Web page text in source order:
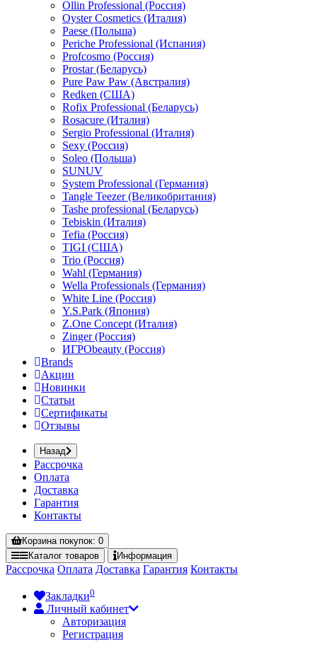
Ollin Professional (Россия)
Oyster Cosmetics (Италия)
Paese (Польша)
Periche Professional (Испания)
Profcosmo (Россия)
Prostar (Беларусь)
Pure Paw Paw (Австралия)
Redken (США)
Rofix Professional (Беларусь)
Rosacure (Италия)
Sergio Professional (Италия)
Sexy (Россия)
Soleo (Польша)
SUNUV
System Professional (Германия)
Tangle Teezer (Великобритания)
Tashe professional (Беларусь)
Tebiskin (Италия)
Tefia (Россия)
TIGI (США)
Trio (Россия)
Wahl (Германия)
Wella Professionals (Германия)
White Line (Россия)
Y.S.Park (Япония)
Z.One Concept (Италия)
Zinger (Россия)
ИГРОbeauty (Россия)
Brands
Акции
Новинки
Статьи
Сертификаты
Отзывы
Назад
Рассрочка
Оплата
Доставка
Гарантия
Контакты
Корзинапокупок: 0
Каталог товаров Информация
Рассрочка Оплата Доставка Гарантия Контакты
Закладки0
Личный кабинет
Авторизация
Регистрация